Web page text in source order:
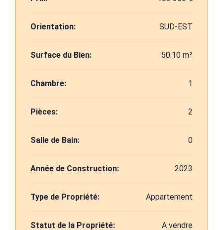
Orientation: SUD-EST
Surface du Bien: 50.10 m²
Chambre: 1
Pièces: 2
Salle de Bain: 0
Année de Construction: 2023
Type de Propriété: Appartement
Statut de la Propriété: A vendre